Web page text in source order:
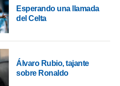
Esperando una llamada
del Celta
Álvaro Rubio, tajante
sobre Ronaldo